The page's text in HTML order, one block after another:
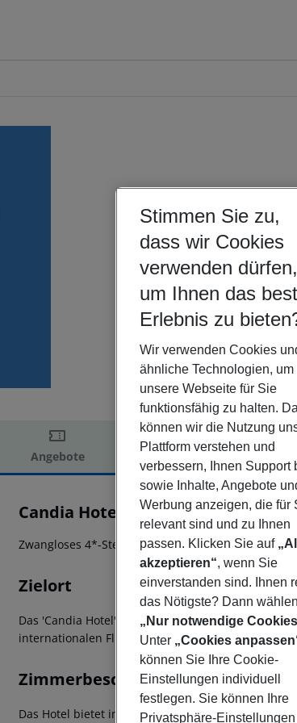
Angebote
Hotelbeschreibung
Candia Hotel
Zwangloses 4*-Sterne Hotel im Herzen der Stadt
Zielort
Das 'Candia Hotel' bietet eine optimale Lage um
internationalen Flughafen Athen sind es etwa 30
Zimmerbeschreibung
Das Hotel bietet insgesamt 142 modern und
Stimmen Sie zu,
dass wir Cookies
verwenden dürfen,
um Ihnen das
Erlebnis zu
Wir verwenden Cookies
ähnliche Technologien, um
unsere Webseite für Sie
funktionsfähig zu halten.
können wir die Nutzung
Plattform verstehen und
verbessern, Ihnen Support
sowie Inhalte, Angebote
Werbung anzeigen, die für
relevant sind und zu Ihnen
passen. Klicken Sie auf
akzeptieren“, wenn Sie
einverstanden sind. Ihnen
das Nötigste? Dann
„Nur notwendige
Unter „Cookies
können Sie Ihre Cookie-
Einstellungen individuell
festlegen. Sie können Ihre
Privatsphäre-Einstellungen